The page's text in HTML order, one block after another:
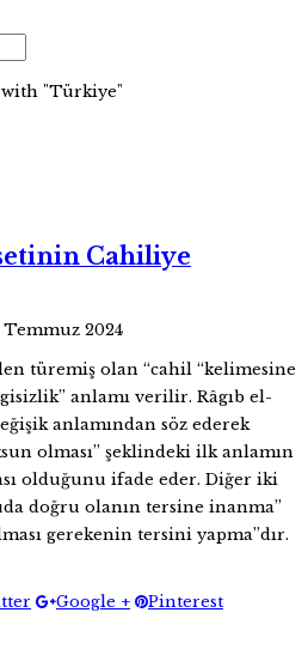
with "Türkiye"
Cahiliye
Temmuz 2024
türemiş olan “cahil “kelimesine
anlamı verilir. Râgıb el-
anlamından söz ederek
olması” şeklindeki ilk anlamın
olduğunu ifade eder. Diğer iki
doğru olanın tersine inanma”
gerekenin tersini yapma”dır.
Google +
Pinterest